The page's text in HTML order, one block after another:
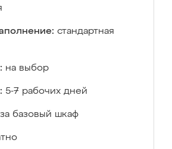
стандартная
на выбор
5-7 рабочих дней
за базовый шкаф